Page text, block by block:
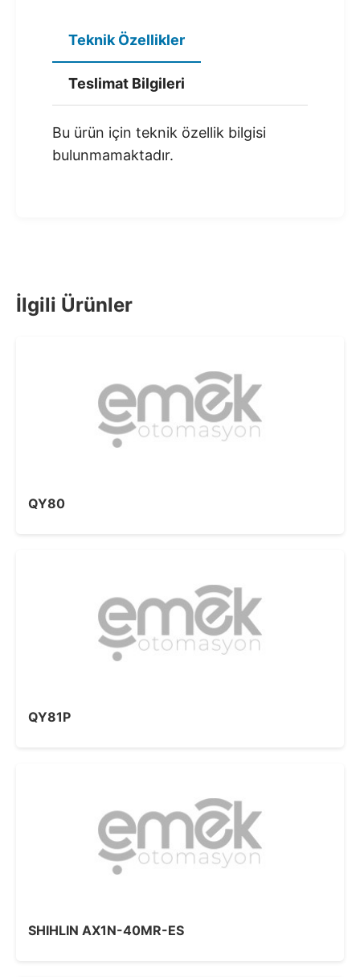
Teknik Özellikler
Teslimat Bilgileri
Bu ürün için teknik özellik bilgisi
bulunmamaktadır.
İlgili Ürünler
QY80
QY81P
SHIHLIN AX1N-40MR-ES